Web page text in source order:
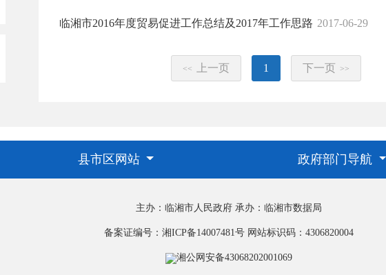
临湘市2016年度贸易促进工作总结及2017年工作思路 2017-06-29
<< 上一页 1 下一页 >>
县市区网站 政府部门导航
主办：临湘市人民政府 承办：临湘市数据局
备案证编号：湘ICP备14007481号 网站标识码：4306820004
湘公网安备43068202001069